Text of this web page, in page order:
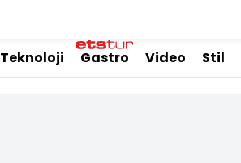
Teknoloji Gastro Video Stil